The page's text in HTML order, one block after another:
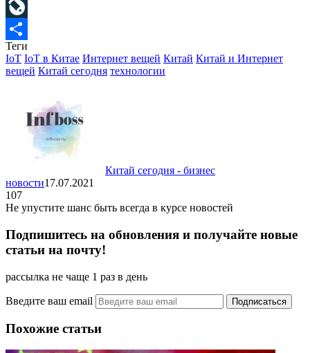
Mail.Ru
LiveJournal
Отправить
Теги
IoT IoT в Китае Интернет вещей Китай Китай и Интернет
вещей Китай сегодня технологии
Китай сегодня - бизнес
новости17.07.2021
107
Не упустите шанс быть всегда в курсе новостей
Подпишитесь на обновления и получайте новые
статьи на почту!
рассылка не чаще 1 раз в день
Введите ваш email
Похожие статьи